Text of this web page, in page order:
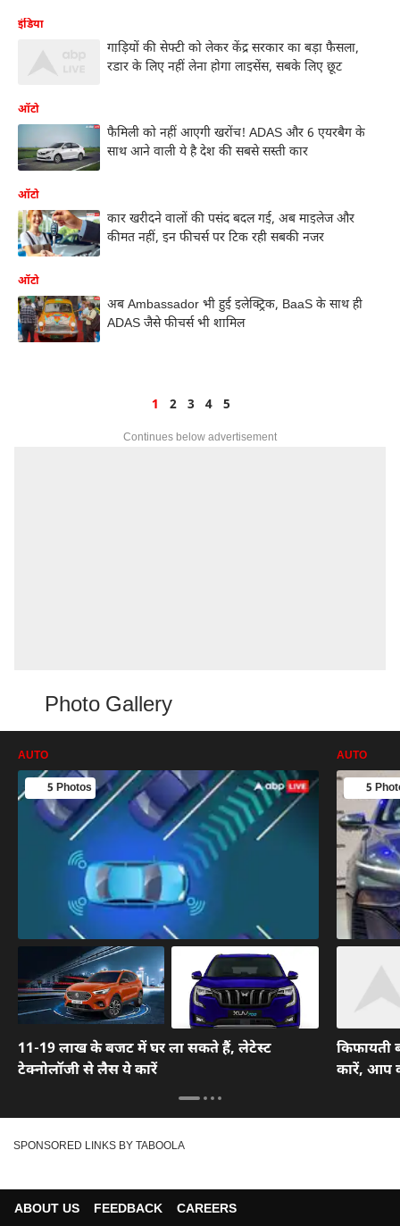
इंडिया
गाड़ियों की सेफ्टी को लेकर केंद्र सरकार का बड़ा फैसला,
रडार के लिए नहीं लेना होगा लाइसेंस, सबके लिए छूट
ऑटो
फैमिली को नहीं आएगी खरोंच! ADAS और 6 एयरबैग के
साथ आने वाली ये है देश की सबसे सस्ती कार
ऑटो
कार खरीदने वालों की पसंद बदल गई, अब माइलेज और
कीमत नहीं, इन फीचर्स पर टिक रही सबकी नजर
ऑटो
अब Ambassador भी हुई इलेक्ट्रिक, BaaS के साथ ही
ADAS जैसे फीचर्स भी शामिल
1 2 3 4 5
Continues below advertisement
Photo Gallery
AUTO
5 Photos
11-19 लाख के बजट में घर ला सकते हैं, लेटेस्ट
टेक्नोलॉजी से लैस ये कारें
AUTO
5
कारें, आप
SPONSORED LINKS BY TABOOLA
ABOUT US FEEDBACK CAREERS